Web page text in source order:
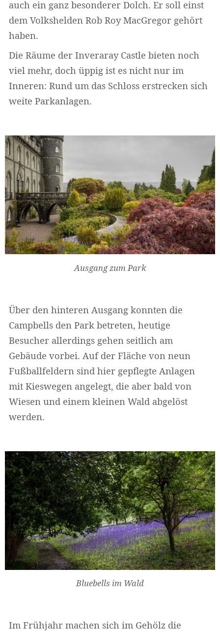
auch ein ganz besonderer Dolch. Er soll einst
dem Volkshelden Rob Roy MacGregor gehört
haben.
Die Räume der Inveraray Castle bieten noch
viel mehr, doch üppig ist es nicht nur im
Inneren: Rund um das Schloss erstrecken sich
weite Parkanlagen.
Ausgang zum Park
Über den hinteren Ausgang konnten die
Campbells den Park betreten, heutige
Besucher allerdings gehen seitlich am
Gebäude vorbei. Auf der Fläche von neun
Fußballfeldern sind hier gepflegte Anlagen
mit Kieswegen angelegt, die aber bald von
Wiesen und einem kleinen Wald abgelöst
werden.
Bluebells im Wald
Im Frühjahr machen sich im Gehölz die